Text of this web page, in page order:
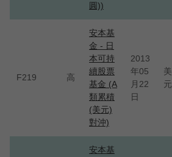
圓))
F219 高
安本基
金 - 日
本可持
續股票
基金 (A
類累積
(美元)
對沖)
2013
年05
月22
日
美
元
安本基